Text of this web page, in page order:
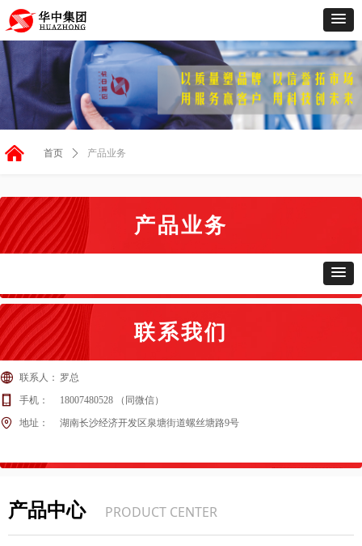
낀 首页 ꄲ 产品业务
联系我们
联系人： 罗总
手机：
18007480528 （同微信）
地址：
湖南长沙经济开发区泉塘街道螺丝塘路9号
产品中心 PRODUCT CENTER
产品业务